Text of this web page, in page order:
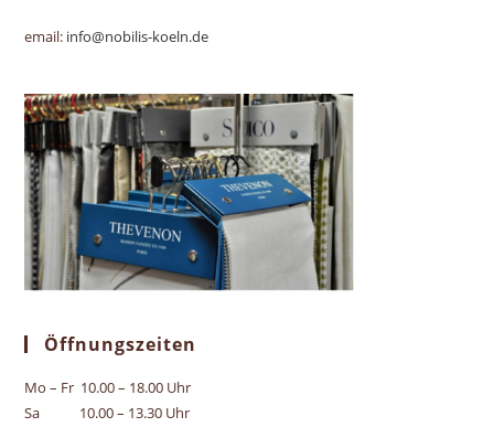
email: info@nobilis-koeln.de
Öffnungszeiten
Mo – Fr 10.00 – 18.00 Uhr
Sa 10.00 – 13.30 Uhr